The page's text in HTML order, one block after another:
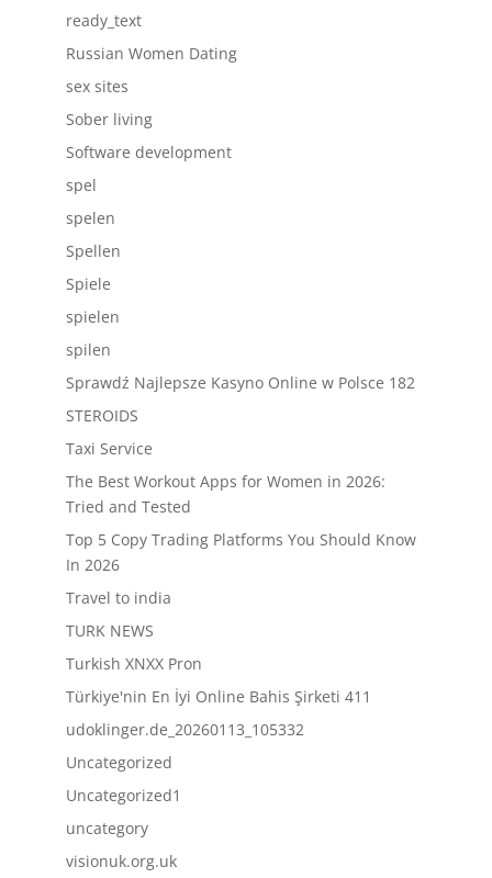
ready_text
Russian Women Dating
sex sites
Sober living
Software development
spel
spelen
Spellen
Spiele
spielen
spilen
Sprawdź Najlepsze Kasyno Online w Polsce 182
STEROIDS
Taxi Service
The Best Workout Apps for Women in 2026:
Tried and Tested
Top 5 Copy Trading Platforms You Should Know
In 2026
Travel to india
TURK NEWS
Turkish XNXX Pron
Türkiye'nin En İyi Online Bahis Şirketi 411
udoklinger.de_20260113_105332
Uncategorized
Uncategorized1
uncategory
visionuk.org.uk